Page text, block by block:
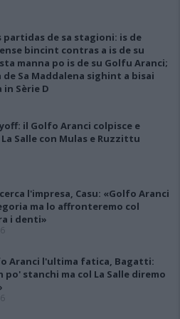
partidas de sa stagioni: is de
bincint contras a is de su
manna po is de su Golfu Aranci;
de Sa Maddalena sighint a bisai
Sèrie D
il Golfo Aranci colpisce e
Salle con Mulas e Ruzzittu
l'impresa, Casu: «Golfo Aranci
ma lo affronteremo col
i denti»
Aranci l'ultima fatica, Bagatti:
po' stanchi ma col La Salle diremo